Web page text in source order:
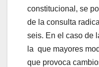
constitucional, se
de la consulta
seis. En el caso de
la que mayores
que provoca